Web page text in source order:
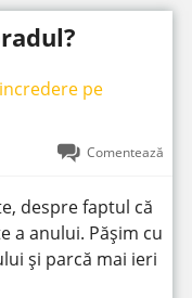
pe
Comentează
despre faptul că
a anului. Pășim cu
și parcă mai ieri